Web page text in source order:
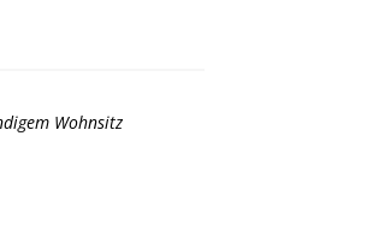
Wohnsitz